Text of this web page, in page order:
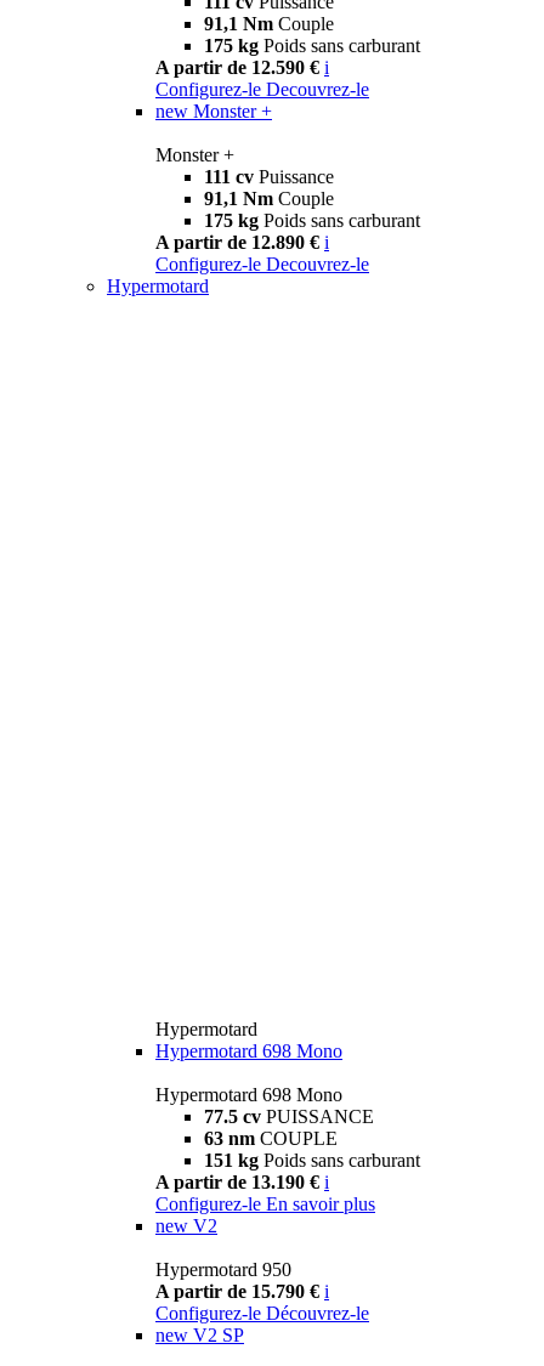
91,1 Nm Couple
175 kg Poids sans carburant
A partir de 12.590 € i
Configurez-le Decouvrez-le
new Monster +
Monster +
111 cv Puissance
91,1 Nm Couple
175 kg Poids sans carburant
A partir de 12.890 € i
Configurez-le Decouvrez-le
Hypermotard
Hypermotard
Hypermotard 698 Mono
Hypermotard 698 Mono
77.5 cv PUISSANCE
63 nm COUPLE
151 kg Poids sans carburant
A partir de 13.190 € i
Configurez-le En savoir plus
new V2
Hypermotard 950
A partir de 15.790 € i
Configurez-le Découvrez-le
new V2 SP